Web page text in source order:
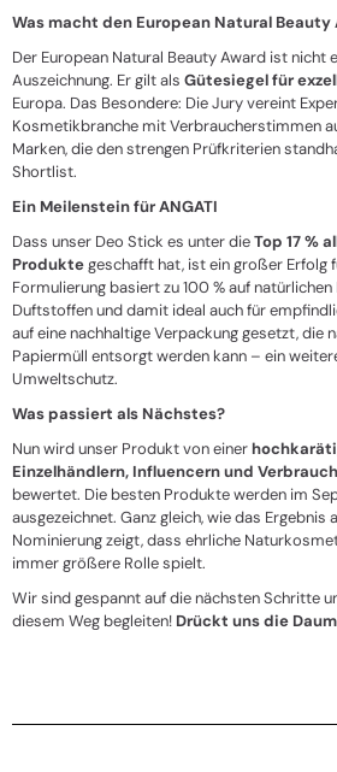
Was macht den European Natural
Der European Natural Beauty Award ist nicht
Auszeichnung. Er gilt als Gütesiegel für
Europa. Das Besondere: Die Jury vereint
Kosmetikbranche mit Verbraucherstimmen
Marken, die den strengen Prüfkriterien
Shortlist.
Ein Meilenstein für ANGATI
Dass unser Deo Stick es unter dieTop 17 %
Produktegeschafft hat, ist ein großer Erfolg
Formulierung basiert zu 100 % auf
Duftstoffen und damit ideal auch für
auf eine nachhaltige Verpackung gesetzt, die
Papiermüll entsorgt werden kann – ein
Umweltschutz.
Was passiert als Nächstes?
Nun wird unser Produkt von einer
Einzelhändlern, Influencern und
bewertet. Die besten Produkte werden im
ausgezeichnet. Ganz gleich, wie das Ergebnis
Nominierung zeigt, dass ehrliche
immer größere Rolle spielt.
Wir sind gespannt auf die nächsten Schritte
diesem Weg begleiten! Drückt uns die